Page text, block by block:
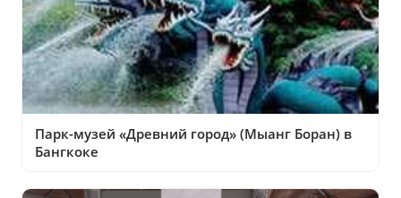
Парк-музей «Древний город» (Мыанг Боран) в
Бангкоке